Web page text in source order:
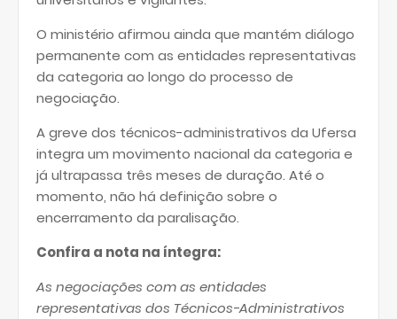
O ministério afirmou ainda que mantém diálogo
permanente com as entidades representativas
da categoria ao longo do processo de
negociação.
A greve dos técnicos-administrativos da Ufersa
integra um movimento nacional da categoria e
já ultrapassa três meses de duração. Até o
momento, não há definição sobre o
encerramento da paralisação.
Confira a nota na íntegra:
As negociações com as entidades
representativas dos Técnicos-Administrativos